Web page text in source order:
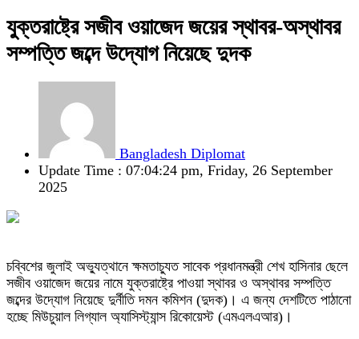
যুক্তরাষ্ট্রে সজীব ওয়াজেদ জয়ের স্থাবর-অস্থাবর
সম্পত্তি জব্দে উদ্যোগ নিয়েছে দুদক
Bangladesh Diplomat
Update Time : 07:04:24 pm, Friday, 26 September
2025
চব্বিশের জুলাই অভ্যুত্থানে ক্ষমতাচ্যুত সাবেক প্রধানমন্ত্রী শেখ হাসিনার ছেলে
সজীব ওয়াজেদ জয়ের নামে যুক্তরাষ্ট্রে পাওয়া স্থাবর ও অস্থাবর সম্পত্তি
জব্দের উদ্যোগ নিয়েছে দুর্নীতি দমন কমিশন (দুদক)। এ জন্য দেশটিতে পাঠানো
হচ্ছে মিউচুয়াল লিগ্যাল অ্যাসিস্ট্যান্স রিকোয়েস্ট (এমএলএআর)।